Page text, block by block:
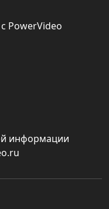
PowerVideo
информации